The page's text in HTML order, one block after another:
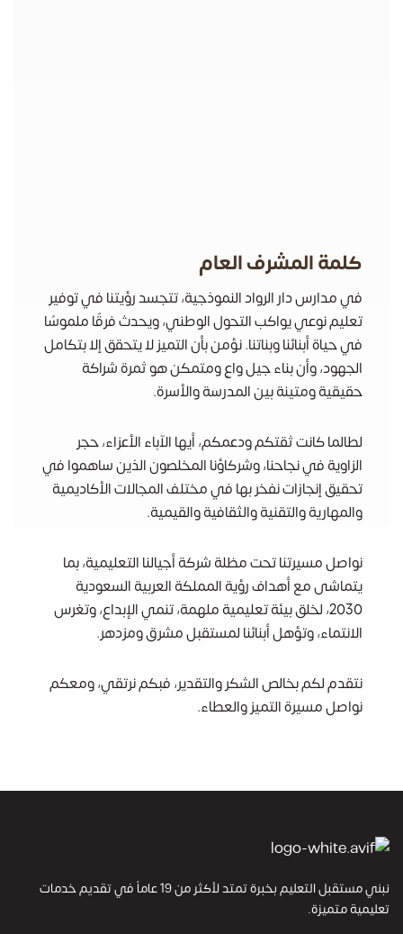
كلمة المشرف العام
في مدارس دار الرواد النموذجية، تتجسد رؤيتنا في توفير
تعليم نوعي يواكب التحول الوطني، ويحدث فرقًا ملموسًا
في حياة أبنائنا وبناتنا. نؤمن بأن التميز لا يتحقق إلا بتكامل
الجهود، وأن بناء جيل واعٍ ومتمكن هو ثمرة شراكة
حقيقية ومتينة بين المدرسة والأسرة.
لطالما كانت ثقتكم ودعمكم، أيها الآباء الأعزاء، حجر
الزاوية في نجاحنا، وشركاؤنا المخلصون الذين ساهموا في
تحقيق إنجازات نفخر بها في مختلف المجالات الأكاديمية
والمهارية والتقنية والثقافية والقيمية.
نواصل مسيرتنا تحت مظلة شركة أجيالنا التعليمية، بما
يتماشى مع أهداف رؤية المملكة العربية السعودية
2030، لخلق بيئة تعليمية ملهمة، تنمي الإبداع، وتغرس
الانتماء، وتؤهل أبنائنا لمستقبل مشرق ومزدهر.
نتقدم لكم بخالص الشكر والتقدير، فبكم نرتقي، ومعكم
نواصل مسيرة التميز والعطاء.
نبني مستقبل التعليم بخبرة تمتد لأكثر من 19 عاماً في تقديم خدمات
تعليمية متميزة.